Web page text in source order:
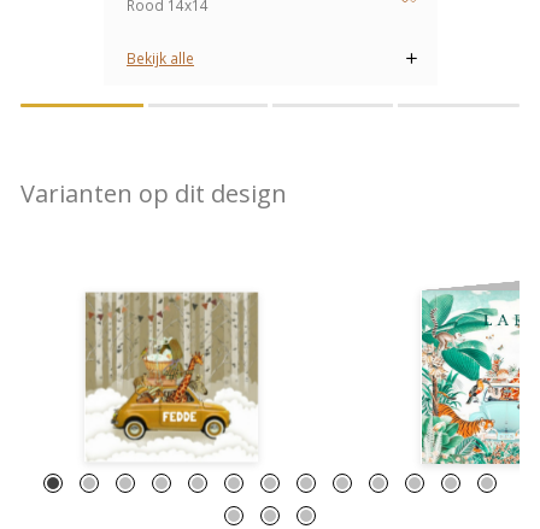
zet op verlanglijstje
Rood 14x14
Bekijk alle
Varianten op dit design